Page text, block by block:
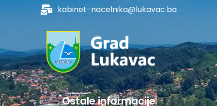
kabinet-nacelnika@lukavac.ba
Ostale informacije